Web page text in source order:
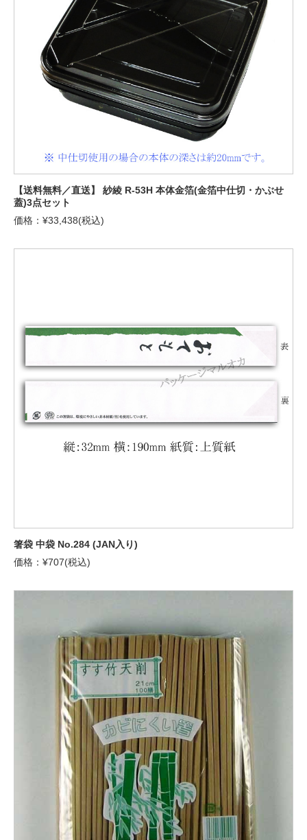
【送料無料／直送】 紗綾 R-53H 本体金箔(金箔中仕切・かぶせ
蓋)3点セット
価格：¥33,438(税込)
箸袋 中袋 No.284 (JAN入り)
価格：¥707(税込)